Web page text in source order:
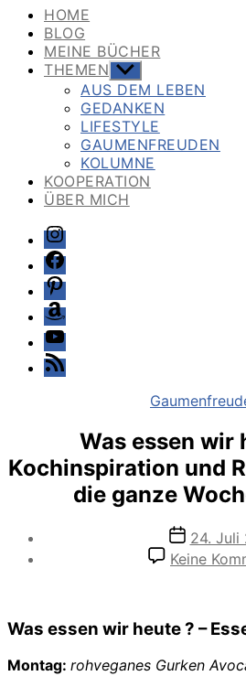
HOME
BLOG
MEINE BÜCHER
THEMEN Untermenü
anzeigen
AUS DEM LEBEN
GEDANKEN
LIFESTYLE
GAUMENFREUDEN
KOLUMNE
KOOPERATION
ÜBER MICH
Instagram
Facebook
Pinterest
Amazon
Youtube
Feed
Was essen wir
Kochinspiration und
die ganze
24. Juli
Keine
Was essen wir heute ? –
Montag: rohveganes Gurken